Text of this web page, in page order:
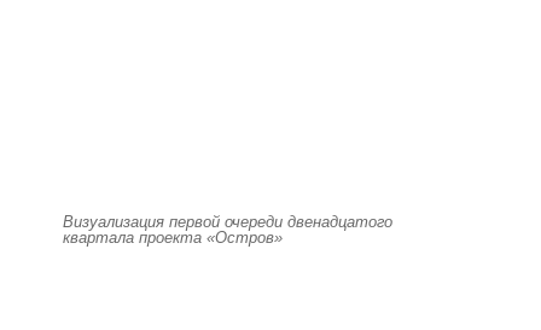
Визуализация первой очереди двенадцатого
квартала проекта «Остров»